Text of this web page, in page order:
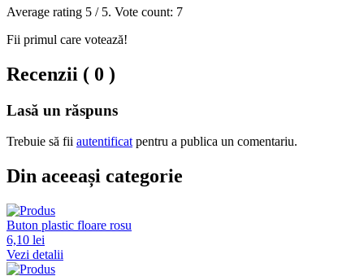
Average rating 5 / 5. Vote count: 7
Fii primul care votează!
Recenzii ( 0 )
Lasă un răspuns
Trebuie să fii autentificat pentru a publica un comentariu.
Din aceeași categorie
Buton plastic floare rosu
6,10 lei
Vezi detalii